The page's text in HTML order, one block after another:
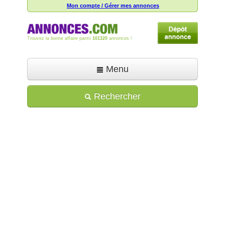
Mon compte / Gérer mes annonces
Trouvez la bonne affaire parmi 101320 annonces !
Menu
Déposer une annonce
Rechercher